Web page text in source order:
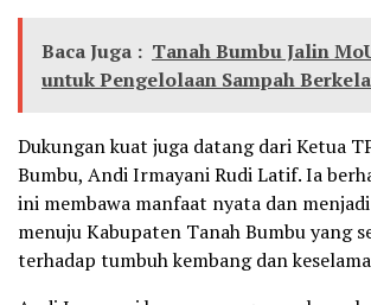
Baca Juga : Tanah Bumbu Jalin
untuk Pengelolaan Sampah
Dukungan kuat juga datang dari Ketua
Bumbu, Andi Irmayani Rudi Latif. Ia
ini membawa manfaat nyata dan
menuju Kabupaten Tanah Bumbu yang
terhadap tumbuh kembang dan